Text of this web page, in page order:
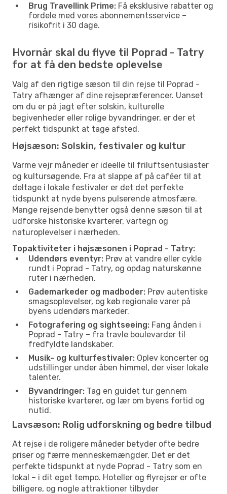
Brug Travellink Prime: Få eksklusive rabatter og
fordele med vores abonnementsservice –
risikofrit i 30 dage.
Hvornår skal du flyve til Poprad - Tatry
for at få den bedste oplevelse
Valg af den rigtige sæson til din rejse til Poprad -
Tatry afhænger af dine rejsepræferencer. Uanset
om du er på jagt efter solskin, kulturelle
begivenheder eller rolige byvandringer, er der et
perfekt tidspunkt at tage afsted.
Højsæson: Solskin, festivaler og kultur
Varme vejr måneder er ideelle til friluftsentusiaster
og kultursøgende. Fra at slappe af på caféer til at
deltage i lokale festivaler er det det perfekte
tidspunkt at nyde byens pulserende atmosfære.
Mange rejsende benytter også denne sæson til at
udforske historiske kvarterer, vartegn og
naturoplevelser i nærheden.
Topaktiviteter i højsæsonen i Poprad - Tatry:
Udendørs eventyr: Prøv at vandre eller cykle
rundt i Poprad - Tatry, og opdag naturskønne
ruter i nærheden.
Gademarkeder og madboder: Prøv autentiske
smagsoplevelser, og køb regionale varer på
byens udendørs markeder.
Fotografering og sightseeing: Fang ånden i
Poprad - Tatry – fra travle boulevarder til
fredfyldte landskaber.
Musik- og kulturfestivaler: Oplev koncerter og
udstillinger under åben himmel, der viser lokale
talenter.
Byvandringer: Tag en guidet tur gennem
historiske kvarterer, og lær om byens fortid og
nutid.
Lavsæson: Rolig udforskning og bedre tilbud
At rejse i de roligere måneder betyder ofte bedre
priser og færre menneskemængder. Det er det
perfekte tidspunkt at nyde Poprad - Tatry som en
lokal – i dit eget tempo. Hoteller og flyrejser er ofte
billigere, og nogle attraktioner tilbyder